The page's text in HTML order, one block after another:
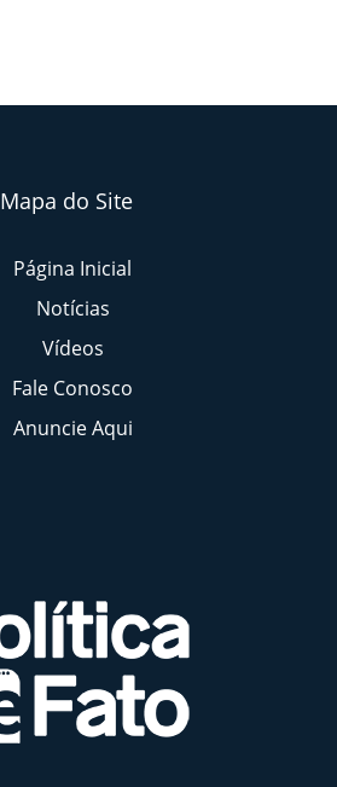
Mapa do Site
Página Inicial
Notícias
Vídeos
Fale Conosco
Anuncie Aqui